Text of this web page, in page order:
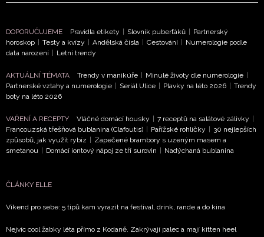
DOPORUČUJEME Pravidla etikety | Slovník puberťáků | Partnerský
horoskop | Testy a kvízy | Andělská čísla | Cestování | Numerologie podle
data narození | Letní trendy
AKTUÁLNÍ TÉMATA Trendy v manikúře | Minulé životy dle numerologie |
Partnerské vztahy a numerologie | Seriál Ulice | Plavky na léto 2026 | Trendy
boty na léto 2026
VAŘENÍ A RECEPTY Vláčné domácí housky | 7 receptů na salátové zálivky |
Francouzská třešňová bublanina (Clafoutis) | Pařížské rohlíčky | 30 nejlepších
způsobů, jak využít rybíz | Zapečené brambory s uzeným masem a
smetanou | Domácí iontový nápoj ze tří surovin | Nadýchaná bublanina
ČLÁNKY ELLE
Víkend pro sebe: 5 tipů kam vyrazit na festival, drink, rande a do kina
Nejvíc cool žabky léta přímo z Kodaně. Zakrývají palec a mají kitten heel